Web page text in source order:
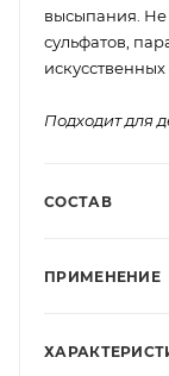
высыпания. Не
сульфатов,
Подходит для
СОСТАВ
ПРИМЕНЕНИЕ